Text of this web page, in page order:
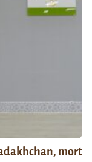
mort